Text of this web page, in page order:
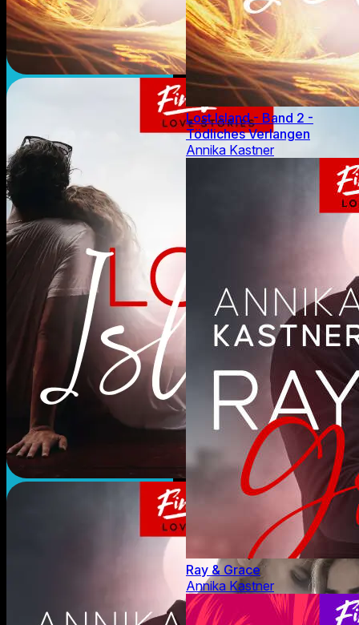
Lost Island - Band 2 -
Tödliches Verlangen
Annika Kastner
Ray & Grace
Annika Kastner